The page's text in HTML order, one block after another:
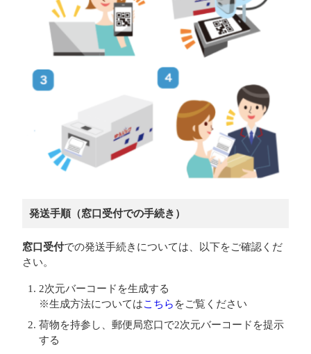
発送手順（窓口受付での手続き）
窓口受付での発送手続きについては、以下をご確認くだ
さい。
2次元バーコードを生成する
※生成方法についてはこちら をご覧ください
荷物を持参し、郵便局窓口で2次元バーコードを提示
する